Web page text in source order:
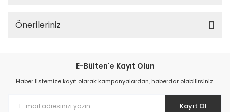
Önerileriniz
E-Bülten'e Kayıt Olun
Haber listemize kayıt olarak kampanyalardan, haberdar olabilirsiniz.
Kayıt Ol